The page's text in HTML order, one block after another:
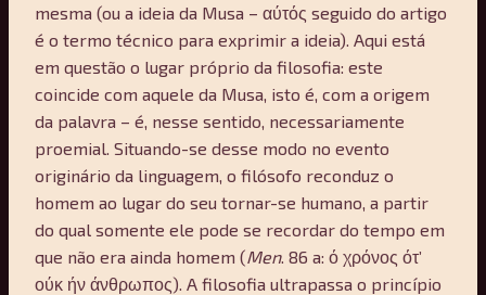
mesma (ou a ideia da Musa – αύτός seguido do artigo
é o termo técnico para exprimir a ideia). Aqui está
em questão o lugar próprio da filosofia: este
coincide com aquele da Musa, isto é, com a origem
da palavra – é, nesse sentido, necessariamente
proemial. Situando-se desse modo no evento
originário da linguagem, o filósofo reconduz o
homem ao lugar do seu tornar-se humano, a partir
do qual somente ele pode se recordar do tempo em
que não era ainda homem (Men. 86 a: ό χρόνος ότ’
ούκ ήν άνθρωπος). A filosofia ultrapassa o princípio